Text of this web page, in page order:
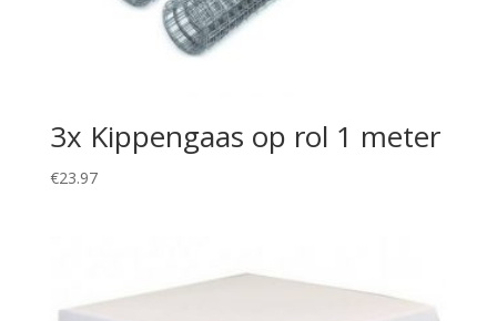
3x Kippengaas op rol 1 meter
€23.97